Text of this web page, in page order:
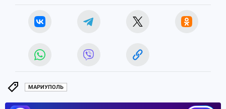
МАРИУПОЛЬ